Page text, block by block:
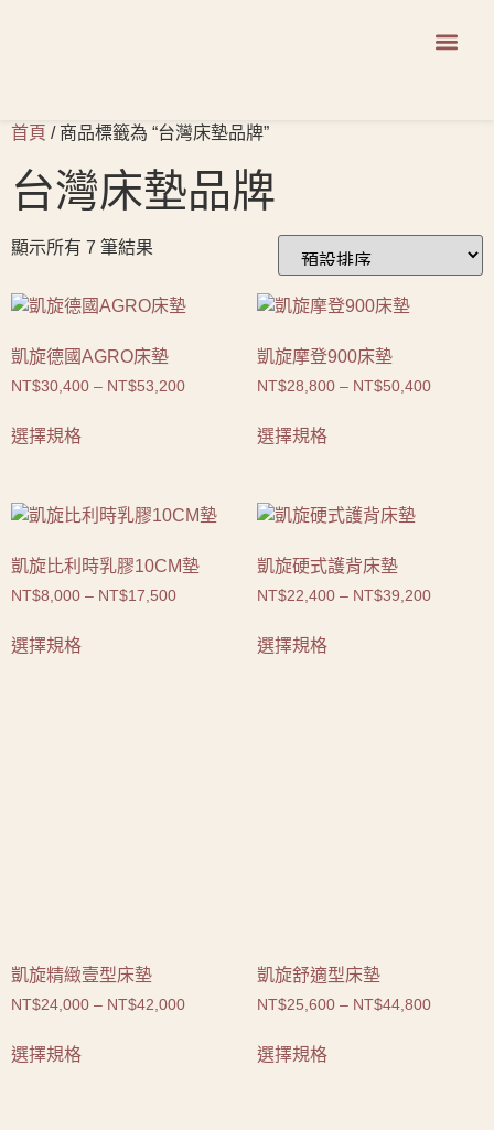
首頁 / 商品標籤為 “台灣床墊品牌”
台灣床墊品牌
顯示所有 7 筆結果
凱旋德國AGRO床墊
NT$30,400 – NT$53,200
選擇規格
凱旋摩登900床墊
NT$28,800 – NT$50,400
選擇規格
凱旋比利時乳膠10CM墊
NT$8,000 – NT$17,500
選擇規格
凱旋硬式護背床墊
NT$22,400 – NT$39,200
選擇規格
凱旋精緻壹型床墊
NT$24,000 – NT$42,000
選擇規格
凱旋舒適型床墊
NT$25,600 – NT$44,800
選擇規格